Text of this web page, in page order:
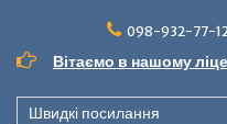
вмісту
098-932-77-
Вітаємо в нашому
Швидкі посилання